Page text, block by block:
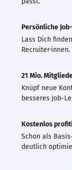
Persönliche
Lass Dich
Recruiter·innen.
21 Mio.
Knüpf neue
besseres Job-
Kostenlos
Schon als
deutlich